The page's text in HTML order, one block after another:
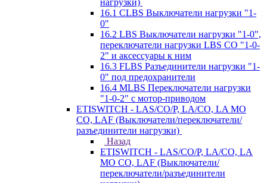
нагрузки)
16.1 CLBS Выключатели нагрузки "1-
0"
16.2 LBS Выключатели нагрузки "1-0",
переключатели нагрузки LBS CO "1-0-
2" и аксессуары к ним
16.3 FLBS Разъединители нагрузки "1-
0" под предохранители
16.4 MLBS Переключатели нагрузки
"1-0-2" с мотор-приводом
ETISWITCH - LAS/CO/P, LA/CO, LA MO
CO, LAF (Выключатели/переключатели/
разъединители нагрузки)
Назад
ETISWITCH - LAS/CO/P, LA/CO, LA
MO CO, LAF (Выключатели/
переключатели/разъединители